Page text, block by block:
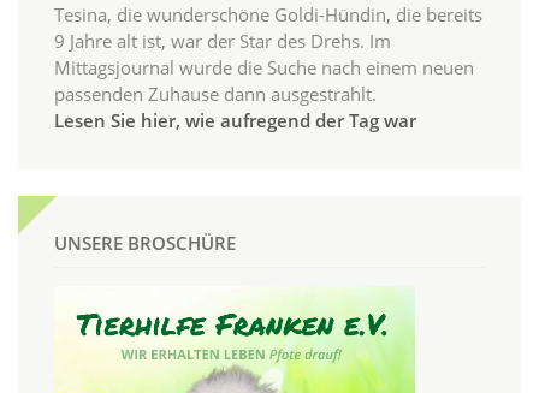
Tesina, die wunderschöne Goldi-Hündin, die bereits
9 Jahre alt ist, war der Star des Drehs. Im
Mittagsjournal wurde die Suche nach einem neuen
passenden Zuhause dann ausgestrahlt.
Lesen Sie hier, wie aufregend der Tag war
UNSERE BROSCHÜRE